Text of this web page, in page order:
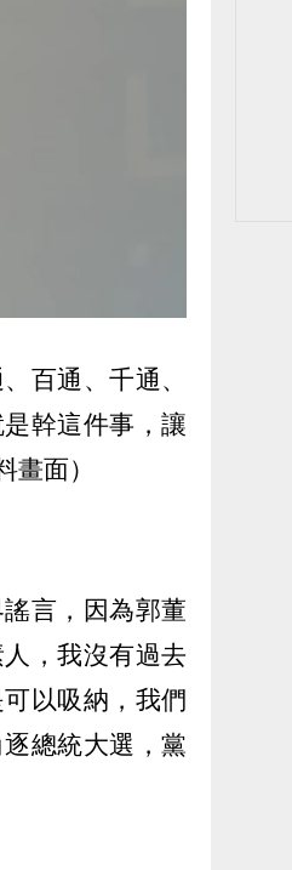
百通、千通、
幹這件事，讓
面）
言，因為郭董
，我沒有過去
以吸納，我們
總統大選，黨